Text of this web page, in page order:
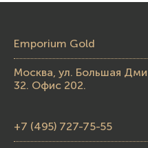
Emporium Gold
Москва, ул. Большая
32. Офис 202.
+7 (495) 727-75-55